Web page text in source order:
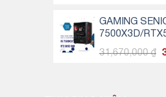
là:
GAMING
7500X3D/
RAM/500GB
31,670,000₫